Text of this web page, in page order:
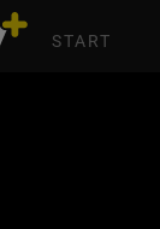
START